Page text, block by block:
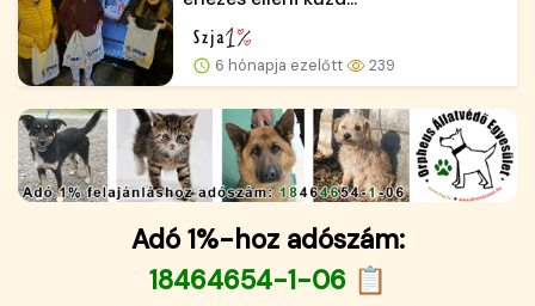
6 hónapja ezelőtt 239
Adó 1%-hoz adószám:
18464654-1-06 📋